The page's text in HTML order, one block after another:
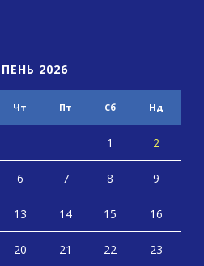
2026
Чт Пт Сб Нд
1 2
6 7 8 9
13 14 15 16
20 21 22 23